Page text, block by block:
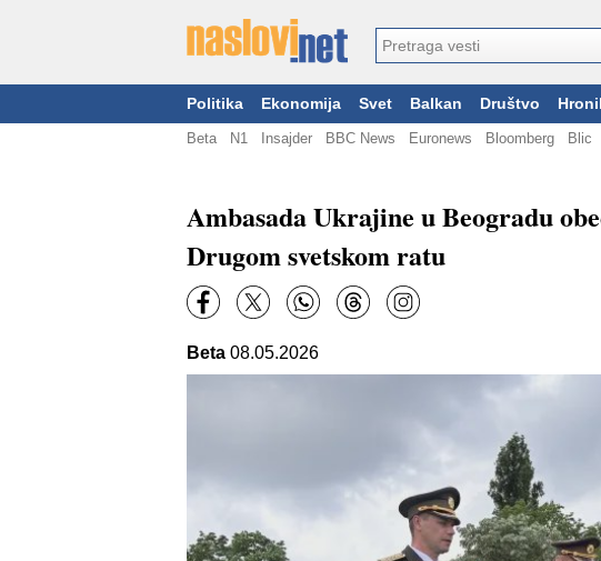
Politika Ekonomija Svet Balkan Društvo
Beta N1 Insajder BBC News Euronews Bloomberg Blic
Ambasada Ukrajine u Beogradu
Drugom svetskom ratu
Beta 08.05.2026